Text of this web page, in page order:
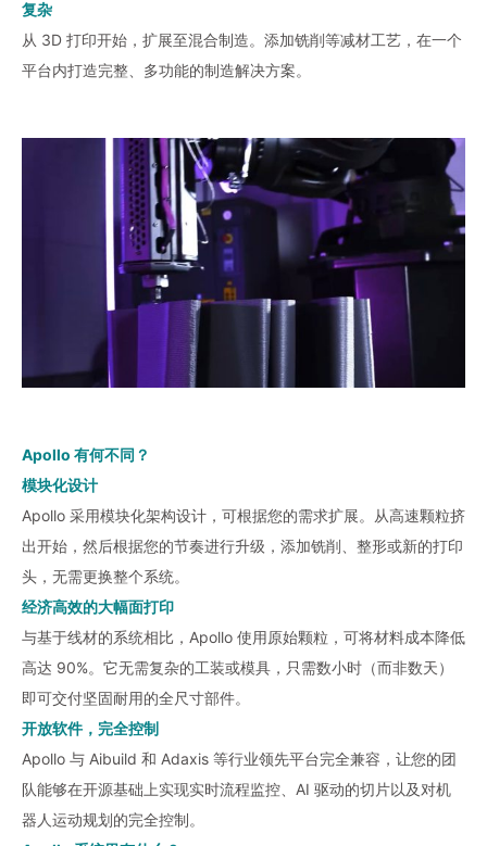
复杂
从 3D 打印开始，扩展至混合制造。添加铣削等减材工艺，在一个
平台内打造完整、多功能的制造解决方案。
Apollo 有何不同？
模块化设计
Apollo 采用模块化架构设计，可根据您的需求扩展。从高速颗粒挤
出开始，然后根据您的节奏进行升级，添加铣削、整形或新的打印
头，无需更换整个系统。
经济高效的大幅面打印
与基于线材的系统相比，Apollo 使用原始颗粒，可将材料成本降低
高达 90%。它无需复杂的工装或模具，只需数小时（而非数天）
即可交付坚固耐用的全尺寸部件。
开放软件，完全控制
Apollo 与 Aibuild 和 Adaxis 等行业领先平台完全兼容，让您的团
队能够在开源基础上实现实时流程监控、AI 驱动的切片以及对机
器人运动规划的完全控制。